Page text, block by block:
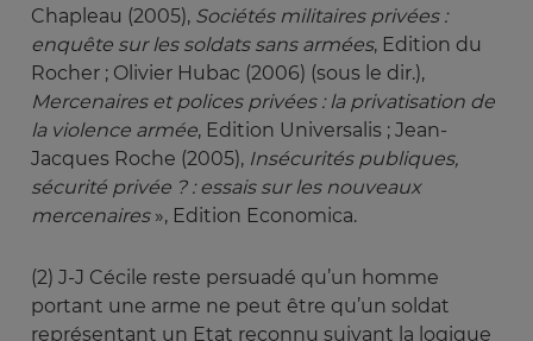
Chapleau (2005), Sociétés militaires privées :
enquête sur les soldats sans armées, Edition du
Rocher ; Olivier Hubac (2006) (sous le dir.),
Mercenaires et polices privées : la privatisation de
la violence armée, Edition Universalis ; Jean-
Jacques Roche (2005), Insécurités publiques,
sécurité privée ? : essais sur les nouveaux
mercenaires », Edition Economica.
(2) J-J Cécile reste persuadé qu’un homme
portant une arme ne peut être qu’un soldat
représentant un Etat reconnu suivant la logique